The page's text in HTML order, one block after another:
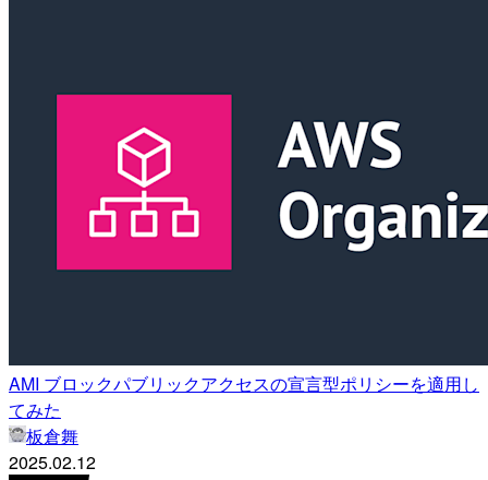
AMI ブロックパブリックアクセスの宣言型ポリシーを適用し
てみた
板倉舞
2025.02.12